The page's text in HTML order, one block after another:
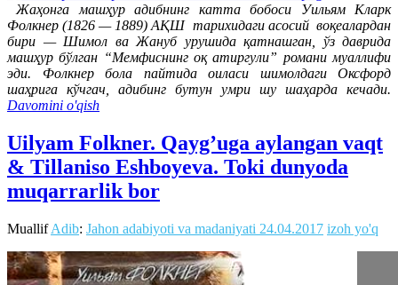
Жаҳонга машҳур адибнинг катта бобоси Уильям Кларк
Фолкнер (1826 — 1889) АҚШ тарихидаги асосий воқеалардан
бири — Шимол ва Жануб урушида қатнашган, ўз даврида
машҳур бўлган “Мемфиснинг оқ атиргули” романи муаллифи
эди. Фолкнер бола пайтида оиласи шимолдаги Оксфорд
шаҳрига кўчгач, адибинг бутун умри шу шаҳарда кечади.
Davomini o'qish
Uilyam Folkner. Qayg’uga aylangan vaqt
& Tillaniso Eshboyeva. Toki dunyoda
muqarrarlik bor
MuallifAdib: Jahon adabiyoti va madaniyati 24.04.2017 izoh yo'q